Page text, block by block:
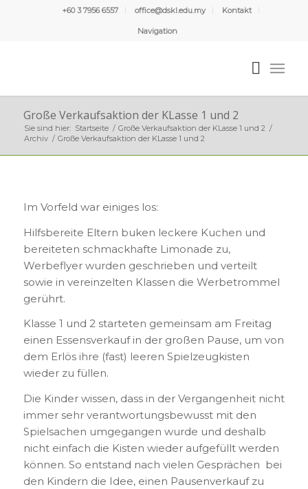
+60 3 7956 6557 office@dskl.edu.my Kontakt
Navigation
Große Verkaufsaktion der KLasse 1 und 2
Sie sind hier: Startseite / Große Verkaufsaktion der KLasse 1 und 2 /
Archiv / Große Verkaufsaktion der KLasse 1 und 2
Im Vorfeld war einiges los:
Hilfsbereite Eltern buken leckere Kuchen und
bereiteten schmackhafte Limonade zu,
Werbeflyer wurden geschrieben und verteilt
sowie in vereinzelten Klassen die Werbetrommel
gerührt.
Klasse 1 und 2 starteten gemeinsam am Freitag
einen Essensverkauf in der großen Pause, um von
dem Erlös ihre (fast) leeren Spielzeugkisten
wieder zu füllen.
Die Kinder wissen, dass in der Vergangenheit nicht
immer sehr verantwortungsbewusst mit den
Spielsachen umgegangen wurde und deshalb
nicht einfach die Kisten wieder aufgefüllt werden
können. So entstand nach vielen Gesprächen bei
den Kindern die Idee, einen Pausenverkauf zu